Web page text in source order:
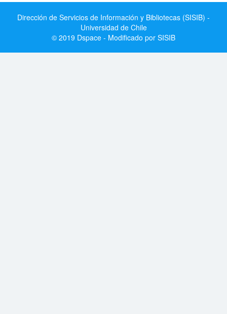
Dirección de Servicios de Información y Bibliotecas (SISIB) -
Universidad de Chile
© 2019 Dspace - Modificado por SISIB